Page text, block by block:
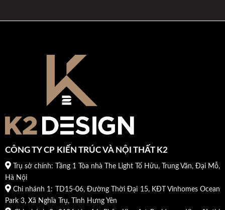
CÔNG TY CP KIẾN TRÚC VÀ NỘI THẤT K2
Trụ sở chính: Tầng 1 Tòa nhà The Light Tố Hữu, Trung Văn, Đại Mỗ,
Hà Nội
Chi nhánh 1: TD15-06, Đường Thời Đại 15, KĐT Vinhomes Ocean
Park 3, Xã Nghĩa Trụ, Tỉnh Hưng Yên